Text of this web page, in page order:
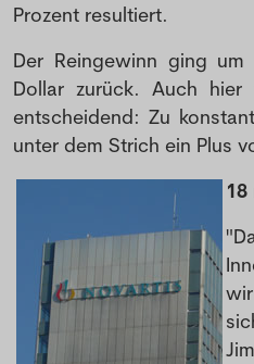
Prozent resultiert.
Der Reingewinn ging
Dollar zurück. Auch hier
entscheidend: Zu
unter dem Strich ein Plus